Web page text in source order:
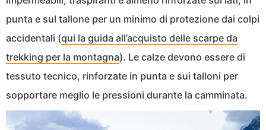
punta e sul tallone per un minimo di protezione dai colpi
accidentali (qui la guida all’acquisto delle scarpe da
trekking per la montagna). Le calze devono essere di
tessuto tecnico, rinforzate in punta e sui talloni per
sopportare meglio le pressioni durante la camminata.